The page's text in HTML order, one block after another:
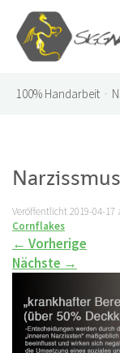
100% Handarbeit ·
Veröffentlicht2019-04-17
Cornflakes
← Vorherige
Nächste →